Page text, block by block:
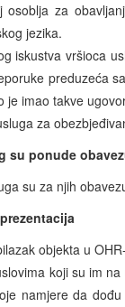
osoblja za
jezika.
iskustva vršioca
preduzeća
je imao takve
za
su ponude
su za njih
objekta u
koji su im
namjere da